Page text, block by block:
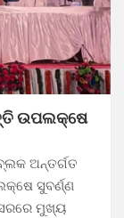
ଉପଲକ୍ଷେ
ଅନ୍ତର୍ଗତ
ସୁବର୍ଣ୍ଣ
ମୁଖ୍ୟ